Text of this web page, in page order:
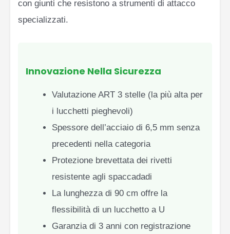
con giunti che resistono a strumenti di attacco
specializzati.
Innovazione Nella Sicurezza
Valutazione ART 3 stelle (la più alta per
i lucchetti pieghevoli)
Spessore dell’acciaio di 6,5 mm senza
precedenti nella categoria
Protezione brevettata dei rivetti
resistente agli spaccadadi
La lunghezza di 90 cm offre la
flessibilità di un lucchetto a U
Garanzia di 3 anni con registrazione